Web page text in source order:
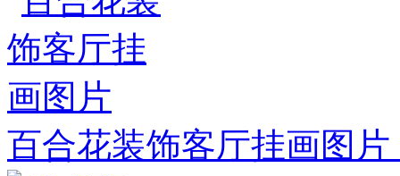
百合花装饰客厅挂画图片